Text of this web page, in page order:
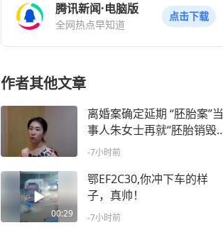
腾讯新闻·电脑版
全网热点早知道
点击下载
作者其他文章
离婚案确定延期 “胚胎案”当
事人朱女士再就“胚胎销毁”
一事回应
-7小时前
00:29
鄂EF2C30,你冲下车的样
子，真帅！
-7小时前